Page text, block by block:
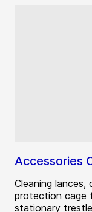
Accessories
Cleaning
protection cage
stationary